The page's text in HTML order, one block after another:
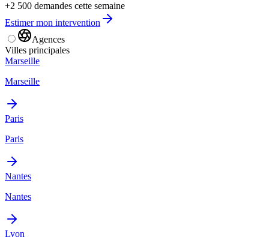
+2 500 demandes cette semaine
Estimer mon intervention
Agences
Villes principales
Marseille
Marseille
Paris
Paris
Nantes
Nantes
Lyon